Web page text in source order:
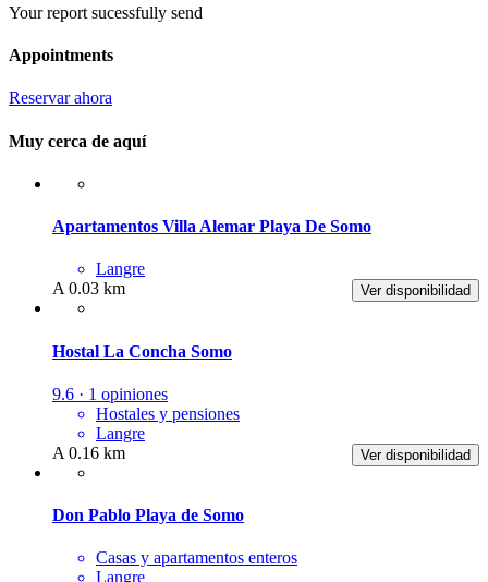
Your report sucessfully send
Appointments
Reservar ahora
Muy cerca de aquí
Apartamentos Villa Alemar Playa De Somo
Langre
Ver disponibilidad
A 0.03 km
Hostal La Concha Somo
9.6 · 1 opiniones
Hostales y pensiones
Langre
Ver disponibilidad
A 0.16 km
Don Pablo Playa de Somo
Casas y apartamentos enteros
Langre